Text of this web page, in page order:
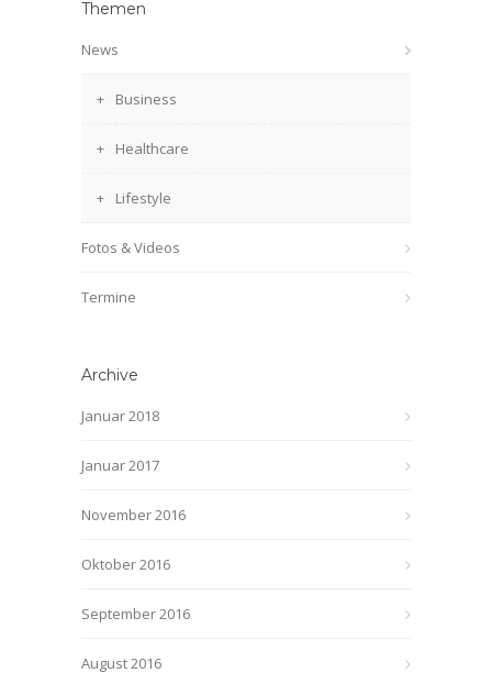
Themen
News
Business
Healthcare
Lifestyle
Fotos & Videos
Termine
Archive
Januar 2018
Januar 2017
November 2016
Oktober 2016
September 2016
August 2016